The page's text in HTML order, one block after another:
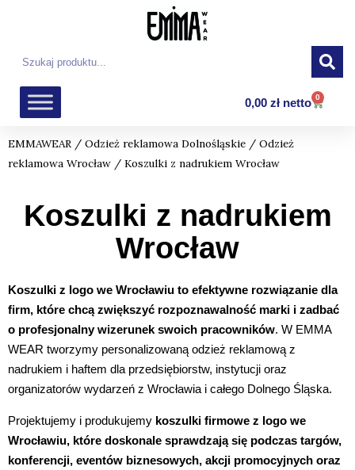
Szukaj
0,00 zł netto 0
Wózek
EMMAWEAR / Odzież reklamowa Dolnośląskie / Odzież
reklamowa Wrocław / Koszulki z nadrukiem Wrocław
Koszulki z nadrukiem
Wrocław
Koszulki z logo we Wrocławiu to efektywne rozwiązanie dla
firm, które chcą zwiększyć rozpoznawalność marki i zadbać
o profesjonalny wizerunek swoich pracowników. W EMMA
WEAR tworzymy personalizowaną odzież reklamową z
nadrukiem i haftem dla przedsiębiorstw, instytucji oraz
organizatorów wydarzeń z Wrocławiai całego Dolnego Śląska.
Projektujemy i produkujemy koszulki firmowe z logo we
Wrocławiu, które doskonale sprawdzają się podczas targów,
konferencji, eventów biznesowych, akcji promocyjnych oraz